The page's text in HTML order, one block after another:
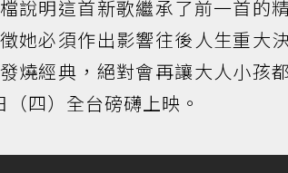
說明這首新歌繼承了前一首的
她必須作出影響往後人生重大
燒經典，絕對會再讓大人小孩
四）全台磅礴上映。